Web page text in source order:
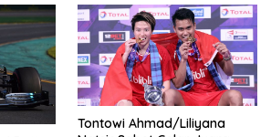
Tontowi Ahmad/Liliyana